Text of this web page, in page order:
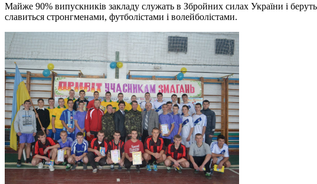
Майже 90% випускників закладу служать в Збройних силах України і
славиться стронгменами, футболістами і волейболістами.